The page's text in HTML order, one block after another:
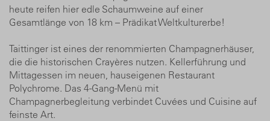
heute reifen hier edle Schaumweine auf einer
Gesamtlänge von 18 km – Prädikat Weltkulturerbe!
Taittinger ist eines der renommierten Champagnerhäuser,
die die historischen Crayères nutzen. Kellerführung und
Mittagessen im neuen, hauseigenen Restaurant
Polychrome. Das 4-Gang-Menü mit
Champagnerbegleitung verbindet Cuvées und Cuisine auf
feinste Art.